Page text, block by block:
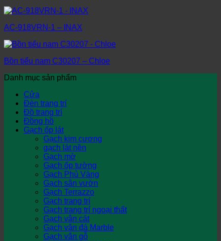
AC-918VRN-1 – INAX
Bồn tiểu nam C30207 – Chloe
Danh mục sản phẩm
Cửa
Đèn trang trí
Đồ trang trí
Đồng hồ
Gạch ốp lát
Gạch kim cương
gạch lát nền
Gạch mờ
Gạch ốp tường
Gạch Phủ Vàng
Gạch sân vườn
Gạch Terrazzo
Gạch trang trí
Gạch trang trí ngoại thất
Gạch vân cát
Gạch vân đá Marble
Gạch vân gỗ